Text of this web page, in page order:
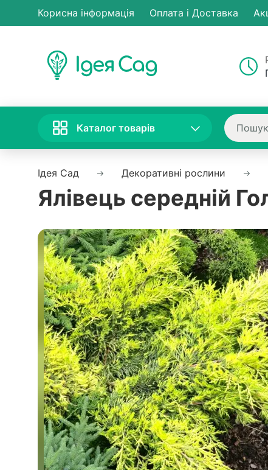
Корисна інформація Оплата і Доставка
Каталог товарів
Ідея Сад Декоративні рослини
Ялівець середній